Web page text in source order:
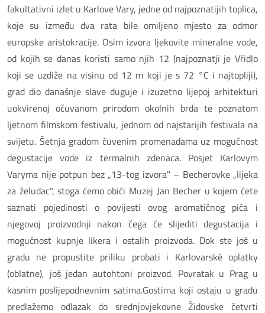
fakultativni izlet u Karlove Vary, jedne od najpoznatijih toplica,
koje su između dva rata bile omiljeno mjesto za odmor
europske aristokracije. Osim izvora ljekovite mineralne vode,
od kojih se danas koristi samo njih 12 (najpoznatji je Vřidlo
koji se uzdiže na visinu od 12 m koji je s 72 °C i najtopliji),
grad dio današnje slave duguje i izuzetno lijepoj arhitekturi
uokvirenoj očuvanom prirodom okolnih brda te poznatom
ljetnom filmskom festivalu, jednom od najstarijih festivala na
svijetu. Šetnja gradom čuvenim promenadama uz mogućnost
degustacije vode iz termalnih zdenaca. Posjet Karlovym
Varyma nije potpun bez „13-tog izvora" – Becherovke „lijeka
za želudac", stoga ćemo obići Muzej Jan Becher u kojem ćete
saznati pojedinosti o povijesti ovog aromatičnog pića i
njegovoj proizvodnji nakon čega će slijediti degustacija i
mogućnost kupnje likera i ostalih proizvoda. Dok ste još u
gradu ne propustite priliku probati i Karlovarské oplatky
(oblatne), još jedan autohtoni proizvod. Povratak u Prag u
kasnim poslijepodnevnim satima.Gostima koji ostaju u gradu
predlažemo odlazak do srednjovjekovne Židovske četvrti